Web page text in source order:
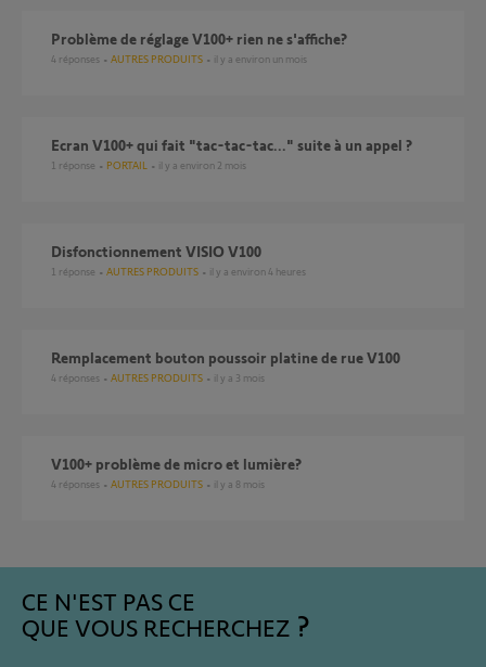
problème de réglage V100+ rien ne s'affiche?
4 réponses AUTRES PRODUITS il y a environ un mois
ecran V100+ qui fait "tac-tac-tac..." suite à un appel ?
1 réponse PORTAIL il y a environ 2 mois
Disfonctionnement VISIO V100
1 réponse AUTRES PRODUITS il y a environ 4 heures
Remplacement bouton poussoir platine de rue V100
4 réponses AUTRES PRODUITS il y a 3 mois
V100+ problème de micro et lumière?
4 réponses AUTRES PRODUITS il y a 8 mois
CE N'EST PAS CE
QUE VOUS RECHERCHEZ